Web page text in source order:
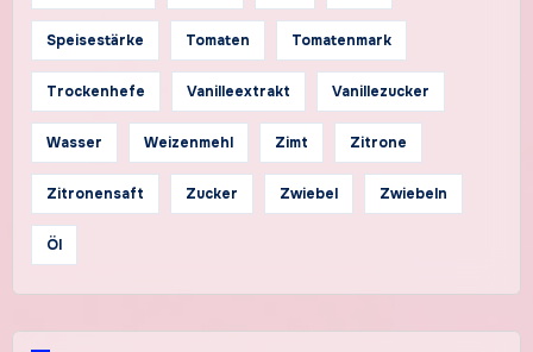
Speisestärke Tomaten Tomatenmark
Trockenhefe Vanilleextrakt Vanillezucker
Wasser Weizenmehl Zimt Zitrone
Zitronensaft Zucker Zwiebel Zwiebeln
Öl